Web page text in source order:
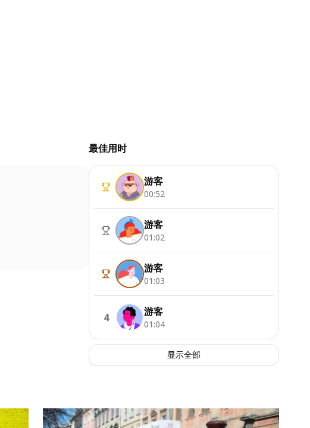
最佳用时
游客
00:52
游客
01:02
游客
01:03
4 游客
01:04
显示全部